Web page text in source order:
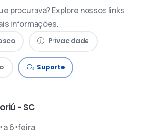
procurava? Explore nossos links
informações.
Privacidade
Suporte
- SC
a 6ª feira